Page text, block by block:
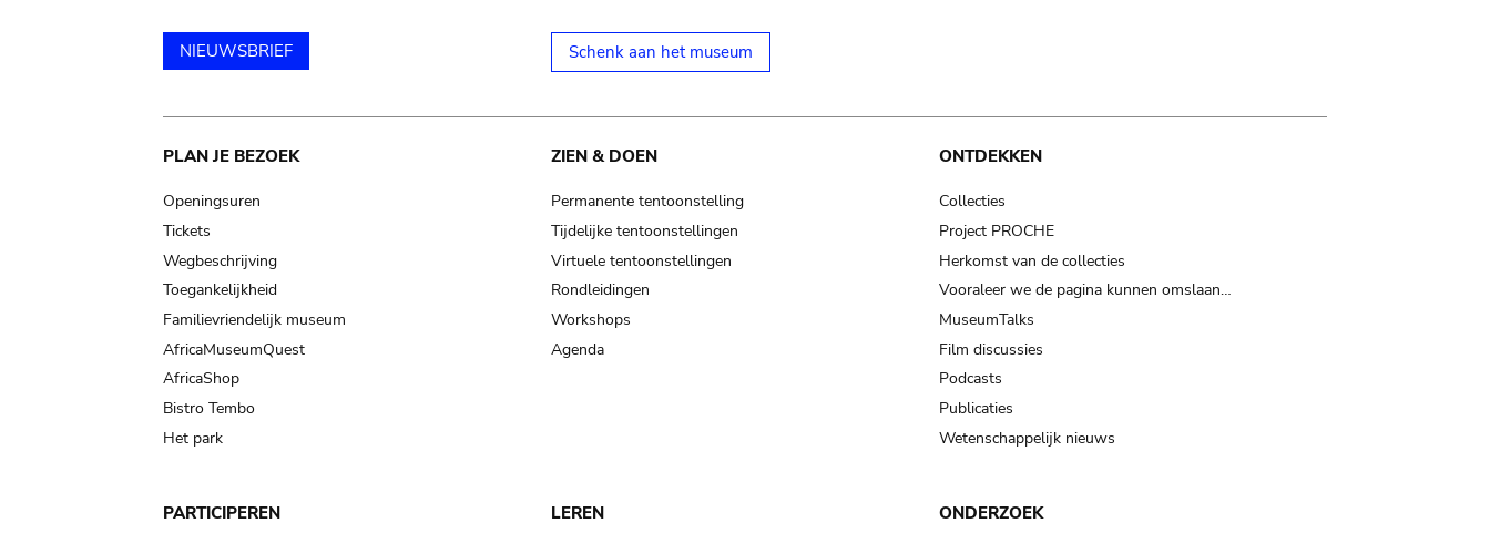
NIEUWSBRIEF Schenk aan het museum
Main
navigation
PLAN JE BEZOEK
Openingsuren
Tickets
Wegbeschrijving
Toegankelijkheid
Familievriendelijk museum
AfricaMuseumQuest
AfricaShop
Bistro Tembo
Het park
ZIEN & DOEN
Permanente tentoonstelling
Tijdelijke tentoonstellingen
Virtuele tentoonstellingen
Rondleidingen
Workshops
Agenda
ONTDEKKEN
Collecties
Project PROCHE
Herkomst van de collecties
Vooraleer we de pagina kunnen omslaan…
MuseumTalks
Film discussies
Podcasts
Publicaties
Wetenschappelijk nieuws
PARTICIPEREN LEREN ONDERZOEK